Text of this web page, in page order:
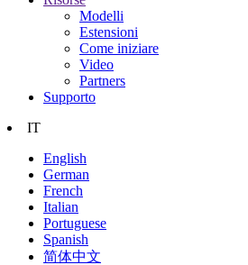
Modelli
Estensioni
Come iniziare
Video
Partners
Supporto
IT
English
German
French
Italian
Portuguese
Spanish
简体中文